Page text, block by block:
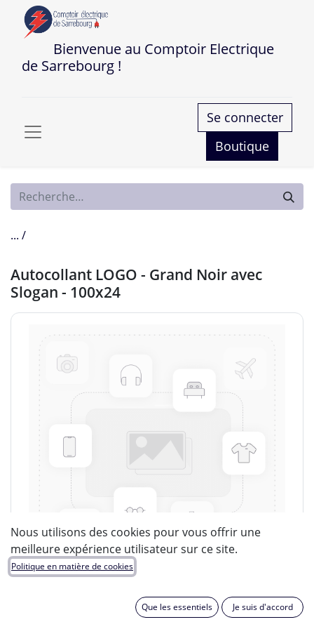
Bienvenue au Comptoir Electrique
de Sarrebourg !
Se connecter
Boutique
... /
Autocollant LOGO - Grand Noir avec
Slogan - 100x24
Nous utilisons des cookies pour vous offrir une
meilleure expérience utilisateur sur ce site.
Politique en matière de cookies
Que les essentiels Je suis d'accord